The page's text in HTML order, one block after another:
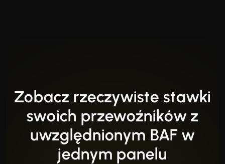
Zobacz rzeczywiste stawki
swoich przewoźników z
uwzględnionym BAF w
jednym panelu